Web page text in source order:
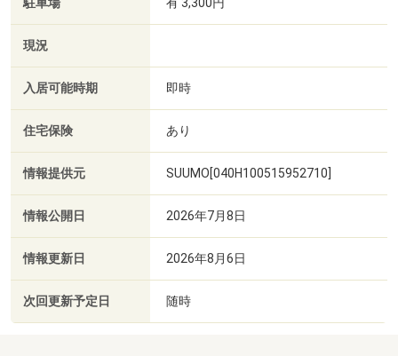
駐車場
現況
入居可能時期 即時
住宅保険 あり
情報提供元 SUUMO[040H100515952710]
情報公開日 2026年7月8日
情報更新日 2026年8月6日
次回更新予定日 随時